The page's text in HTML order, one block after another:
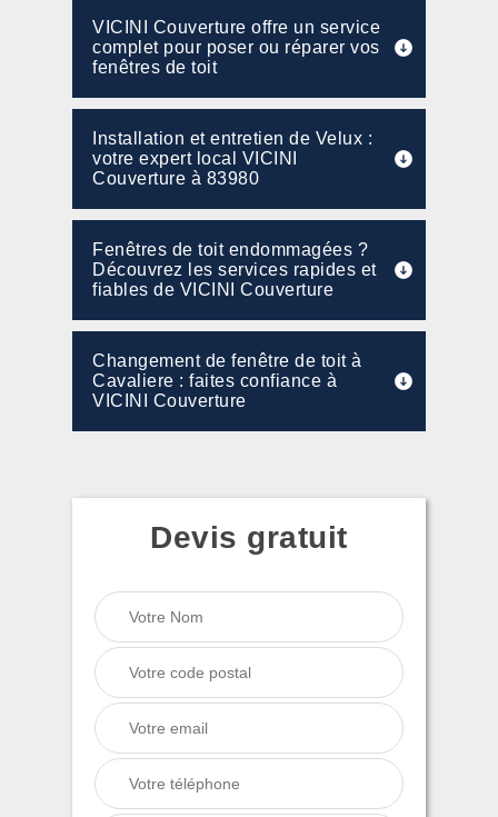
VICINI Couverture offre un service
complet pour poser ou réparer vos
fenêtres de toit
Installation et entretien de Velux :
votre expert local VICINI
Couverture à 83980
Fenêtres de toit endommagées ?
Découvrez les services rapides et
fiables de VICINI Couverture
Changement de fenêtre de toit à
Cavaliere : faites confiance à
VICINI Couverture
Devis gratuit